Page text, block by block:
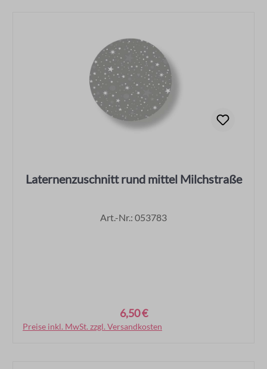
Laternenzuschnitt rund mittel Milchstraße
Art.-Nr.: 053783
6,50 €
Preise inkl. MwSt. zzgl. Versandkosten
In den Warenkorb